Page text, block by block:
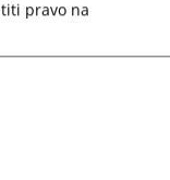
pravo na